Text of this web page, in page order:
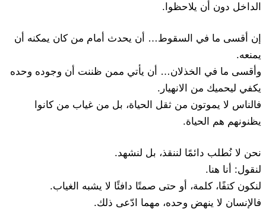
الداخل دون أن يلاحظوا.
إن أقسى ما في السقوط… أن يحدث أمام من كان يمكنه أن
يمنعه.
وأقسى ما في الخذلان… أن يأتي ممن ظننت أن وجوده وحده
يكفي ليحميك من الانهيار.
فالناس لا يموتون من ثقل الحياة، بل من غياب من كانوا
يظنونهم هم الحياة.
نحن لا نُطلب دائمًا لننقذ، بل لنشهد.
لنقول: أنا هنا.
لنكون كتفًا، كلمة، أو حتى صمتًا دافئًا لا يشبه الغياب.
فالإنسان لا ينهض وحده، مهما ادّعى ذلك.